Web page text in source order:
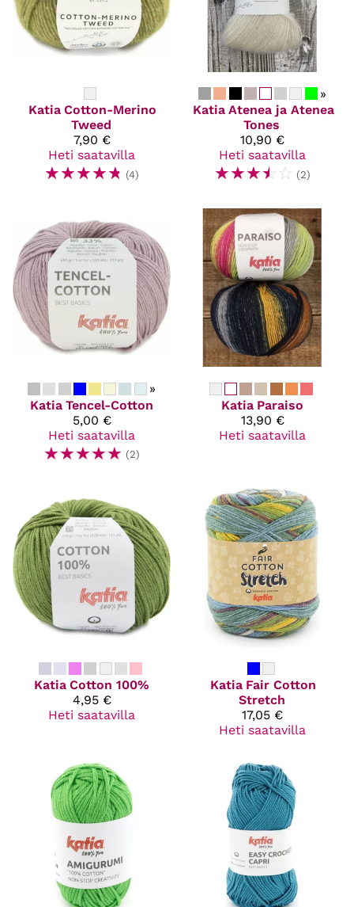
Katia Cotton-Merino
Tweed
7,90 €
Heti saatavilla
☆☆☆☆☆ (4)
»
Katia Atenea ja Atenea
Tones
10,90 €
Heti saatavilla
☆☆☆☆ ☆ (2)
»
Katia Tencel-Cotton
5,00 €
Heti saatavilla
☆☆☆☆☆ (2)
Katia Paraiso
13,90 €
Heti saatavilla
Katia Cotton 100%
4,95 €
Heti saatavilla
Katia Fair Cotton
Stretch
17,05 €
Heti saatavilla